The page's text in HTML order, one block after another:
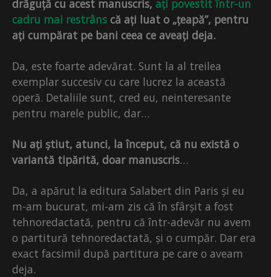
drăguță cu acest manuscris, ați povestit într-un
cadru mai restrâns că ați luat o „țeapă”, pentru
ați cumpărat pe bani ceea ce aveați deja.
Da, este foarte adevărat. Sunt la al treilea
exemplar succesiv cu care lucrez la această
operă. Detaliile sunt, cred eu, neinteresante
pentru marele public, dar…
Nu ați știut, atunci, la început, că nu există o
variantă tipărită, doar manuscris…
Da, a apărut la editura Salabert din Paris și eu
m-am bucurat, mi-am zis că în sfârșit a fost
tehnoredactată, pentru că într-adevăr nu avem
o partitură tehnoredactată, și o cumpăr. Dar era
exact facsimil după partitura pe care o aveam
deja.